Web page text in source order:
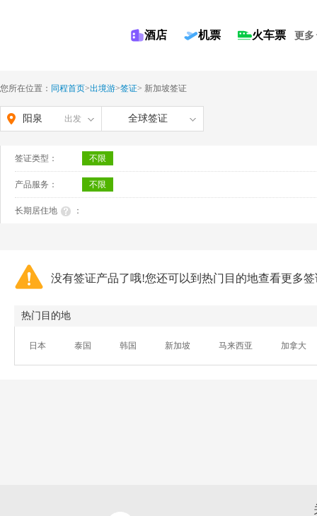
酒店 机票 火车票 更多
您所在位置： 同程首页>出境游>签证> 新加坡签证
阳泉 出发 全球签证
签证类型： 不限
产品服务： 不限
长期居住地 ：
没有签证产品了哦!您还可以到热门目的地查看更多
热门目的地
日本 泰国 韩国 新加坡 马来西亚 加拿大